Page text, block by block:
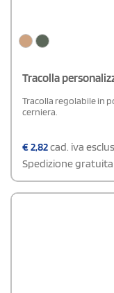
Tracolla
Tracolla regolabile in
cerniera.
€2,82cad. iva
Spedizione gratuita